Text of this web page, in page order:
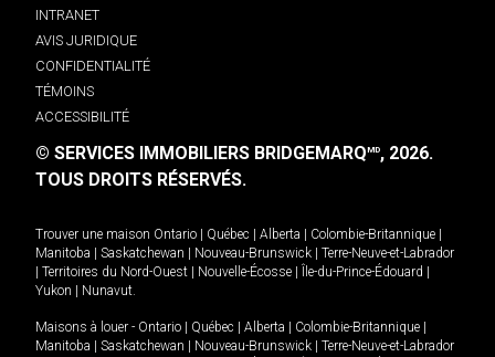
INTRANET
AVIS JURIDIQUE
CONFIDENTIALITÉ
TÉMOINS
ACCESSIBILITÉ
© SERVICES IMMOBILIERS BRIDGEMARQMD, 2026.
TOUS DROITS RÉSERVÉS.
Trouver une maison Ontario Québec Alberta Colombie-Britannique
Manitoba
Saskatchewan Nouveau-Brunswick
Terre-Neuve-et-Labrador
Territoires du Nord-Ouest Nouvelle-Écosse Île-du-Prince-Édouard
Yukon
Nunavut.
Maisons à louer - Ontario Québec Alberta Colombie-Britannique
Manitoba
Saskatchewan Nouveau-Brunswick
Terre-Neuve-et-Labrador